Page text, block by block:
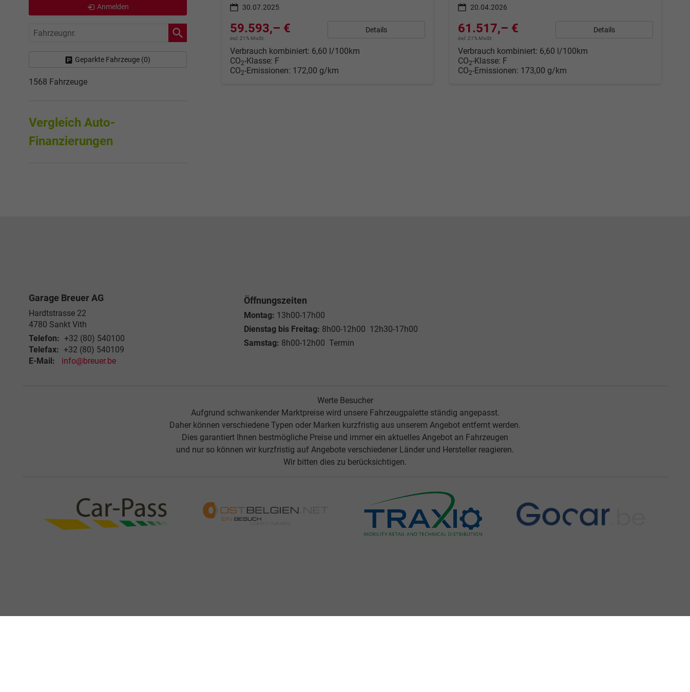
30.07.2025
59.593,– €
incl. 21% MwSt.
Details
Verbrauch kombiniert: 6,60 l/100km
CO2-Klasse: F
CO2-Emissionen: 172,00 g/km
20.04.2026
61.517,– €
incl. 21% MwSt.
Details
Verbrauch kombiniert: 6,60 l/100km
CO2-Klasse: F
CO2-Emissionen: 173,00 g/km
Anmelden
Fahrzeugnr.
Geparkte Fahrzeuge (0)
1568 Fahrzeuge
Vergleich Auto-
Finanzierungen
Garage Breuer AG
Hardtstrasse 22
4780 Sankt Vith
Telefon: +32 (80) 540100
Telefax: +32 (80) 540109
E-Mail:
info@breuer.be
Öffnungszeiten
Montag: 13h00-17h00
Dienstag bis Freitag: 8h00-12h00 12h30-17h00
Samstag: 8h00-12h00 Termin
Werte Besucher
Aufgrund schwankender Marktpreise wird unsere Fahrzeugpalette ständig angepasst.
Daher können verschiedene Typen oder Marken kurzfristig aus unserem Angebot entfernt werden.
Dies garantiert Ihnen bestmögliche Preise und immer ein aktuelles Angebot an Fahrzeugen
und nur so können wir kurzfristig auf Angebote verschiedener Länder und Hersteller reagieren.
Wir bitten dies zu berücksichtigen.